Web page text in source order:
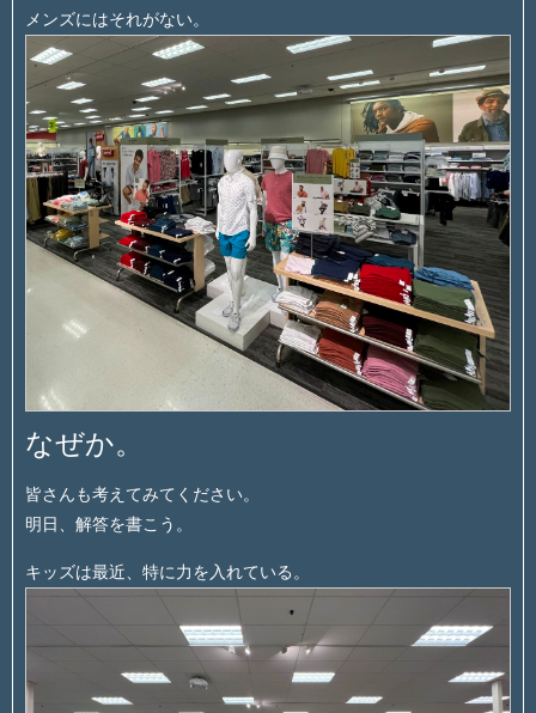
メンズにはそれがない。
なぜか。
皆さんも考えてみてください。
明日、解答を書こう。
キッズは最近、特に力を入れている。